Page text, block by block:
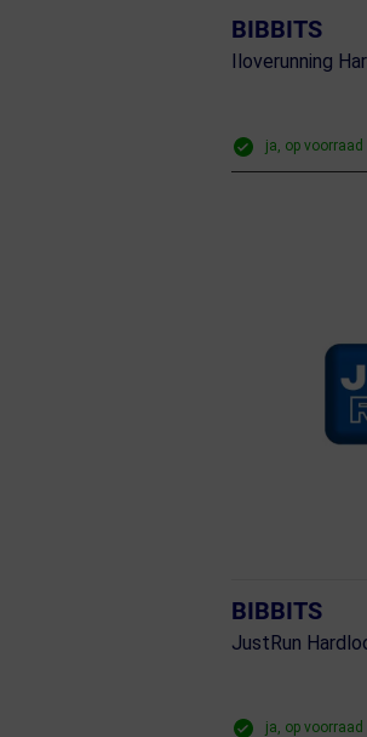
BIBBITS
Iloverunning
ja, op voorraad
BIBBITS
JustRun
ja, op voorraad